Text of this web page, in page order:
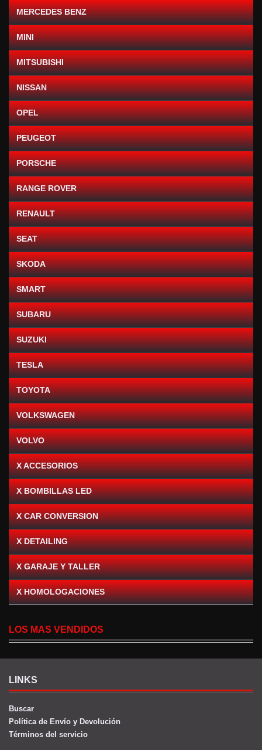
MERCEDES BENZ
MINI
MITSUBISHI
NISSAN
OPEL
PEUGEOT
PORSCHE
RANGE ROVER
RENAULT
SEAT
SKODA
SMART
SUBARU
SUZUKI
TESLA
TOYOTA
VOLKSWAGEN
VOLVO
X ACCESORIOS
X BOMBILLAS LED
X CAR CONVERSION
X DETAILING
X GARAJE Y TALLER
X HOMOLOGACIONES
LOS MAS VENDIDOS
LINKS
Buscar
Política de Envío y Devolución
Términos del servicio